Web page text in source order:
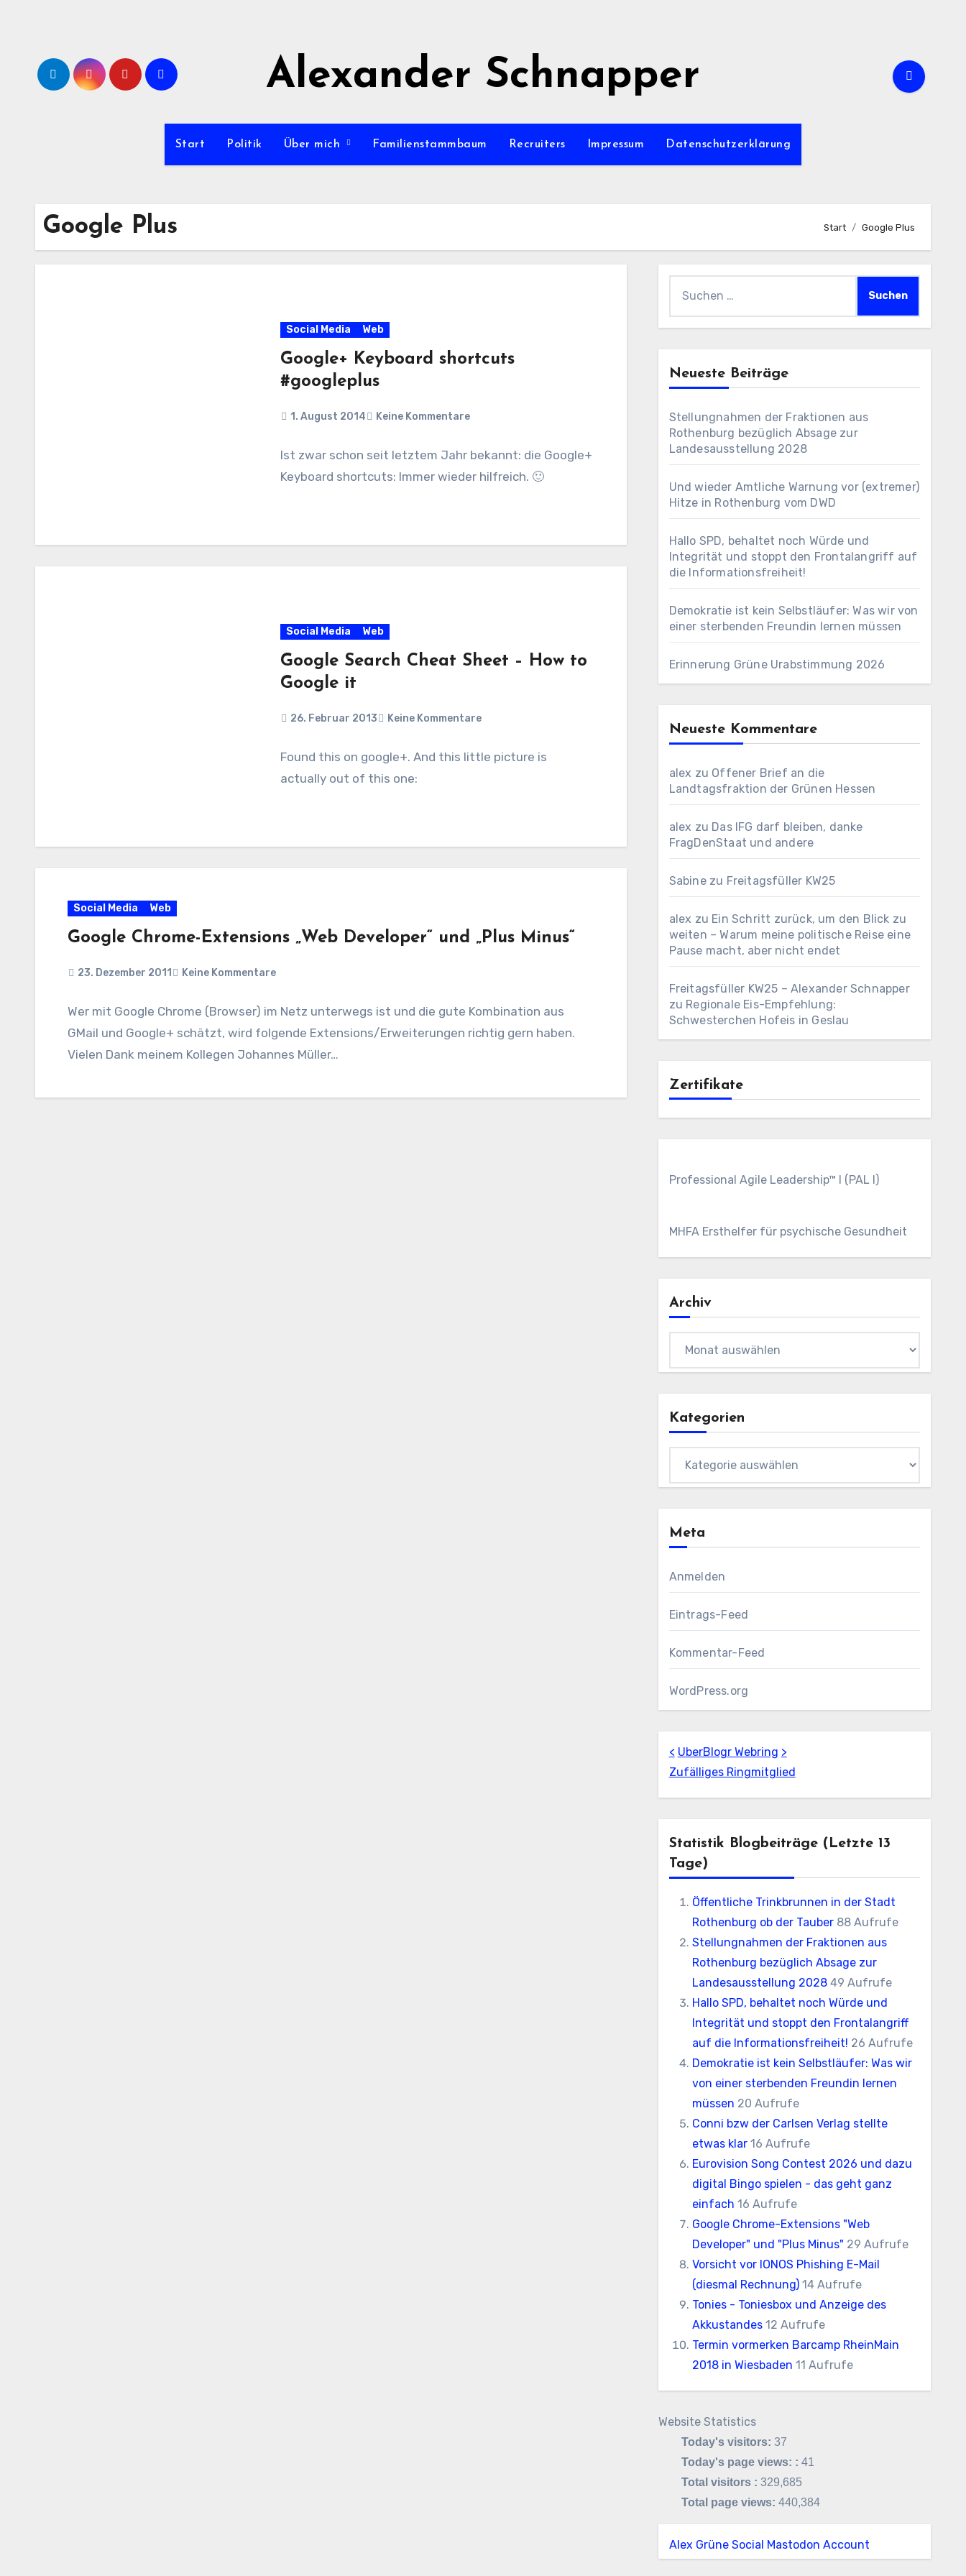
Alexander Schnapper
Start Politik Über mich Familienstammbaum Recruiters Impressum Datenschutzerklärung
Google Plus Start Google Plus
Social Media Web
Google+ Keyboard shortcuts
#googleplus
1. August 2014 Keine Kommentare
Ist zwar schon seit letztem Jahr bekannt: die Google+
Keyboard shortcuts: Immer wieder hilfreich. 🙂
Social Media Web
Google Search Cheat Sheet – How to
Google it
26. Februar 2013 Keine Kommentare
Found this on google+. And this little picture is
actually out of this one:
Social Media Web
Google Chrome-Extensions „Web Developer“ und „Plus Minus“
23. Dezember 2011 Keine Kommentare
Wer mit Google Chrome (Browser) im Netz unterwegs ist und die gute Kombination aus
GMail und Google+ schätzt, wird folgende Extensions/Erweiterungen richtig gern haben.
Vielen Dank meinem Kollegen Johannes Müller…
nach:
Neueste Beiträge
Stellungnahmen der Fraktionen aus
Rothenburg bezüglich Absage zur
Landesausstellung 2028
Und wieder Amtliche Warnung vor (extremer)
Hitze in Rothenburg vom DWD
Hallo SPD, behaltet noch Würde und
Integrität und stoppt den Frontalangriff auf
die Informationsfreiheit!
Demokratie ist kein Selbstläufer: Was wir von
einer sterbenden Freundin lernen müssen
Erinnerung Grüne Urabstimmung 2026
Neueste Kommentare
alex zu Offener Brief an die
Landtagsfraktion der Grünen Hessen
alex zu Das IFG darf bleiben, danke
FragDenStaat und andere
Sabinezu Freitagsfüller KW25
alex zu Ein Schritt zurück, um den Blick zu
weiten – Warum meine politische Reise eine
Pause macht, aber nicht endet
Freitagsfüller KW25 – Alexander Schnapper
zu Regionale Eis-Empfehlung:
Schwesterchen Hofeis in Geslau
Zertifikate
Professional Agile Leadership™ I (PAL I)
MHFA Ersthelfer für psychische Gesundheit
Archiv
Kategorien
Meta
Anmelden
Eintrags-Feed
Kommentar-Feed
WordPress.org
< UberBlogr Webring >
Zufälliges Ringmitglied
Statistik Blogbeiträge (letzte 13
Tage)
Öffentliche Trinkbrunnen in der Stadt
Rothenburg ob der Tauber 88 Aufrufe
Stellungnahmen der Fraktionen aus
Rothenburg bezüglich Absage zur
Landesausstellung 2028 49 Aufrufe
Hallo SPD, behaltet noch Würde und
Integrität und stoppt den Frontalangriff
auf die Informationsfreiheit! 26 Aufrufe
Demokratie ist kein Selbstläufer: Was wir
von einer sterbenden Freundin lernen
müssen 20 Aufrufe
Conni bzw der Carlsen Verlag stellte
etwas klar 16 Aufrufe
Eurovision Song Contest 2026 und dazu
digital Bingo spielen - das geht ganz
einfach 16 Aufrufe
Google Chrome-Extensions "Web
Developer" und "Plus Minus" 29 Aufrufe
Vorsicht vor IONOS Phishing E-Mail
(diesmal Rechnung) 14 Aufrufe
Tonies - Toniesbox und Anzeige des
Akkustandes 12 Aufrufe
Termin vormerken Barcamp RheinMain
2018 in Wiesbaden 11 Aufrufe
Website Statistics
Today's visitors: 37
Today's page views: : 41
Total visitors : 329,685
Total page views: 440,384
Alex Grüne Social Mastodon Account